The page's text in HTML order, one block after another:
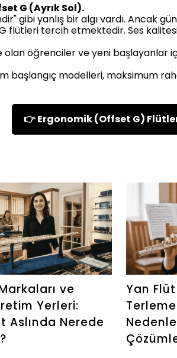
G (Ayrık Sol).
gibi yanlış bir algı vardı. Ancak
tercih etmektedir. Ses kalitesi
öğrenciler ve yeni başlayanlar
başlangıç modelleri, maksimum
👉 Ergonomik (Offset G)
ve
Yerleri:
Aslında Nerede
Yan